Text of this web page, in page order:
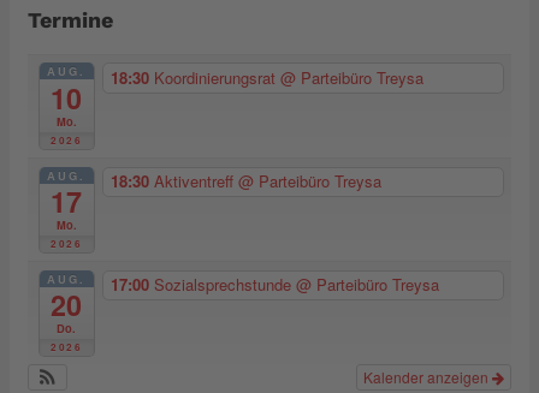
Termine
AUG.
10
Mo.
2026
18:30 Koordinierungsrat @ Parteibüro Treysa
AUG.
17
Mo.
2026
18:30 Aktiventreff @ Parteibüro Treysa
AUG.
20
Do.
2026
17:00 Sozialsprechstunde @ Parteibüro Treysa
Kalender anzeigen